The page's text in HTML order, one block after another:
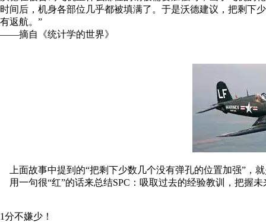
时间后，机身各部位几乎都被填满了。于是沃德建议，把剩下
有返航。 ”
——摘自《统计学的世界》
上面故事中提到的“把剩下少数几个没有弹孔的位置加强”，
用一句很“红”的话来总结SPC ：吸取过去的经验教训，把握
1分不嫌少！